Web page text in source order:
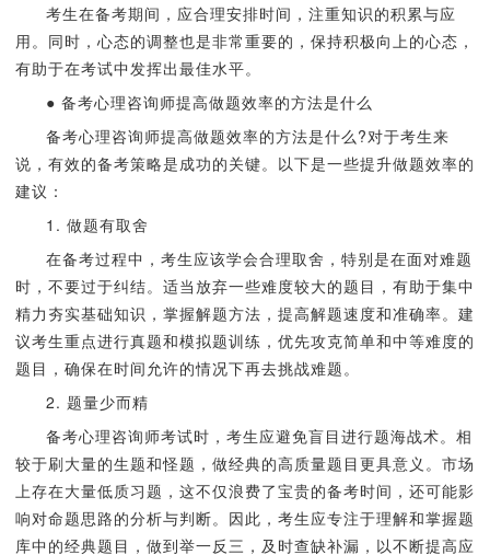
考生在备考期间，应合理安排时间，注重知识的积累与应
用。同时，心态的调整也是非常重要的，保持积极向上的心态，
有助于在考试中发挥出最佳水平。
● 备考心理咨询师提高做题效率的方法是什么
备考心理咨询师提高做题效率的方法是什么?对于考生来
说，有效的备考策略是成功的关键。以下是一些提升做题效率的
建议：
1. 做题有取舍
在备考过程中，考生应该学会合理取舍，特别是在面对难题
时，不要过于纠结。适当放弃一些难度较大的题目，有助于集中
精力夯实基础知识，掌握解题方法，提高解题速度和准确率。建
议考生重点进行真题和模拟题训练，优先攻克简单和中等难度的
题目，确保在时间允许的情况下再去挑战难题。
2. 题量少而精
备考心理咨询师考试时，考生应避免盲目进行题海战术。相
较于刷大量的生题和怪题，做经典的高质量题目更具意义。市场
上存在大量低质习题，这不仅浪费了宝贵的备考时间，还可能影
响对命题思路的分析与判断。因此，考生应专注于理解和掌握题
库中的经典题目，做到举一反三，及时查缺补漏，以不断提高应